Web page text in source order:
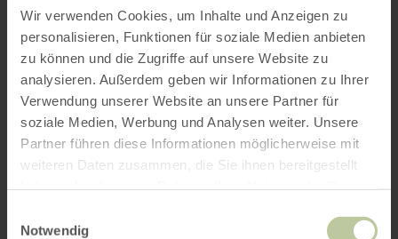
Wir verwenden Cookies, um Inhalte und Anzeigen zu
personalisieren, Funktionen für soziale Medien anbieten
zu können und die Zugriffe auf unsere Website zu
analysieren. Außerdem geben wir Informationen zu Ihrer
Verwendung unserer Website an unsere Partner für
soziale Medien, Werbung und Analysen weiter. Unsere
Partner führen diese Informationen möglicherweise mit
weiteren Daten zusammen, die Sie ihnen bereitgestellt
Notwendig